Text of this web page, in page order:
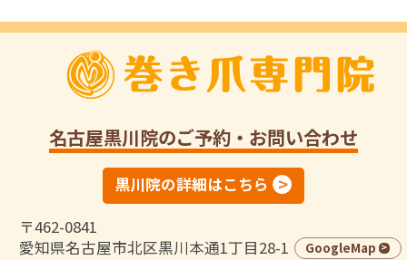
名古屋黒川院のご予約・お問い合わせ
黒川院の詳細はこちら
〒462-0841
愛知県名古屋市北区黒川本通1丁目28-1
GoogleMap